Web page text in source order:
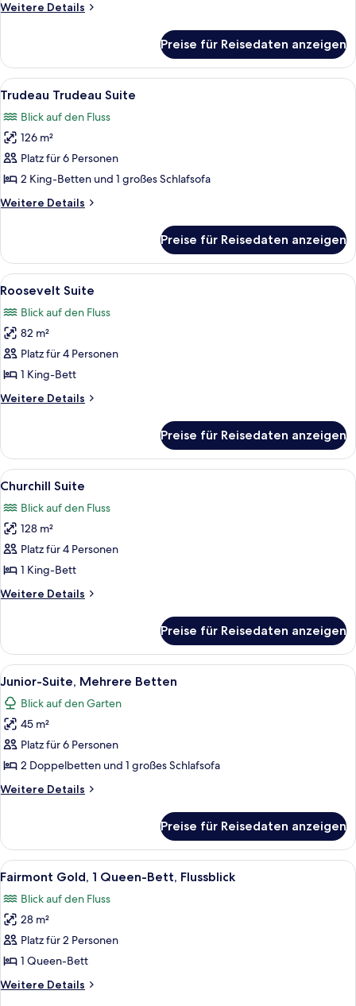
Weitere Details
Weitere
Horne
Suite
Preise für Reisedaten anzeigen
Alle
Fotos
für
Trudeau
Trudeau
Suite
anzeigen
Ein modernes Wohnzimmer mit
6
Trudeau Trudeau Suite
Blick auf den Fluss
126 m²
Platz für 6 Personen
2 King-Betten und 1 großes Schlafsofa
Weitere Details
Weitere
Trudeau
Suite
Preise für Reisedaten anzeigen
Alle
Fotos
für
Roosevelt
Suite
anzeigen
Ein Wohnzimmer mit einer Couch,
5
Roosevelt Suite
Blick auf den Fluss
82 m²
Platz für 4 Personen
1 King-Bett
Weitere Details
Weitere
Suite
Preise für Reisedaten anzeigen
Alle
Fotos
für
Churchill
Suite
anzeigen
Ein Schlafzimmer mit einem
6
Churchill Suite
Blick auf den Fluss
128 m²
Platz für 4 Personen
1 King-Bett
Weitere Details
Weitere
Suite
Preise für Reisedaten anzeigen
Alle
Fotos
für
Junior-
Suite,
Mehrere
Betten
anzeigen
Ein Wohnzimmer mit
7
Junior-Suite, Mehrere Betten
Blick auf den Garten
45 m²
Platz für 6 Personen
2 Doppelbetten und 1 großes Schlafsofa
Weitere Details
Weitere
Suite,
Mehrere
Betten
Preise für Reisedaten anzeigen
Alle
Fotos
für
Fairmont
Gold,
1
Queen-
Bett,
Ein Hotelzimmer mit einem großen
7
Fairmont Gold, 1 Queen-Bett, Flussblick
Blick auf den Fluss
28 m²
Platz für 2 Personen
1 Queen-Bett
Weitere Details
Weitere